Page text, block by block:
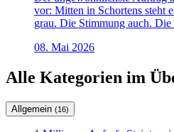
vor: Mitten in Schortens steht
grau. Die Stimmung auch. Die
08. Mai 2026
Alle Kategorien im
Allgemein (16)